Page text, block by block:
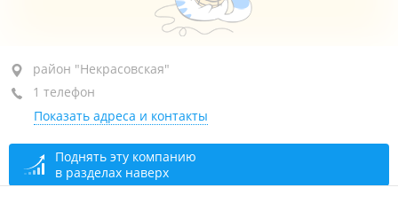
район "Некрасовская", ул. Военное шоссе, 19
оф. 39
+7 984 191-93-28
открыто: 09:00–18:00
район "Некрасовская"
1 телефон
Показать адреса и контакты
Поднять эту компанию
в разделах наверх